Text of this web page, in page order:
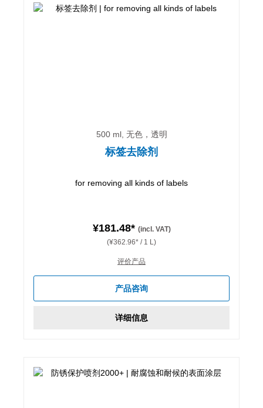
500 ml, 无色，透明
标签去除剂
for removing all kinds of labels
¥181.48* (incl. VAT)
(¥362.96* / 1 L)
评价产品
产品咨询
详细信息